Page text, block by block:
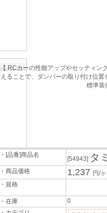
【 RCカーの性能アップやセッティ
えることで、ダンパーの取り付け位
標準装
・[品番]商品名
[54943] タ
・商品価格 1,237 円/ヶ
・規格
・在庫
0